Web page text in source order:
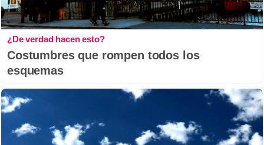
¿De verdad hacen esto?
Costumbres que rompen todos los
esquemas